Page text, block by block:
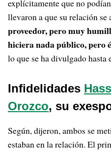
explícitamente que no
llevaron a que su relación se
proveedor, pero muy
hiciera nada público, pero
lo que se ha divulgado hasta
Infidelidades
Orozco, su
Según, dijeron, ambos se
estaban en la relación. El